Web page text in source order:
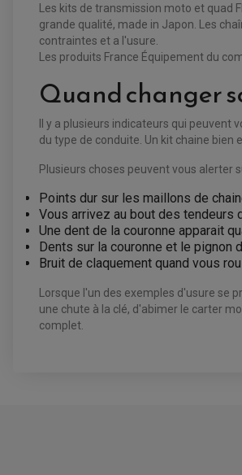
Les kits de transmission moto et quad
grande qualité, made in Japon. Les
contraintes et a l'usure.
Les produits France Équipement du
Quand changer
Il y a plusieurs indicateurs qui
du type de conduite. Un kit chaine
Plusieurs choses peuvent vous alerter
Points dur sur les maillons de
Vous arrivez au bout des tendeurs
Une dent de la couronne apparait
Dents sur la couronne et le pignon
Bruit de claquement quand vous
Lorsque l'un des exemples d'usure
une chute à la clé, d'abimer le carter
complet.